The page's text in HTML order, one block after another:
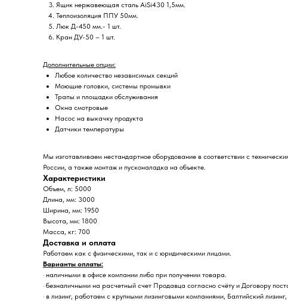
Ящик нержавеющая сталь AiSi430 1,5мм.
Теплоизоляция ППУ 50мм.
Люк Д-450 мм.- 1 шт.
Кран ДУ-50 – 1 шт.
Дополнительные опции:
Любое количество независимых секций
Моющие головки, системы промывки
Трапы и площадки обслуживания
Окна смотровые
Насос на выкачку продукта
Датчики температуры
Мы изготавливаем нестандартное оборудование в соответствии с
России, а также монтаж и пусконаладка на объекте.
Характеристики
Объем, л: 5000
Длина, мм: 3000
Ширина, мм: 1950
Высота, мм: 1800
Масса, кг: 700
Доставка и оплата
Работаем как с физическими, так и с юридическими лицами.
Варианты оплаты:
· наличными в офисе компании либо при получении товара.
· безналичными на расчетный счет Продавца согласно счёту и Договору
· в лизинг, работаем с крупными лизинговыми компаниями, Балтийский